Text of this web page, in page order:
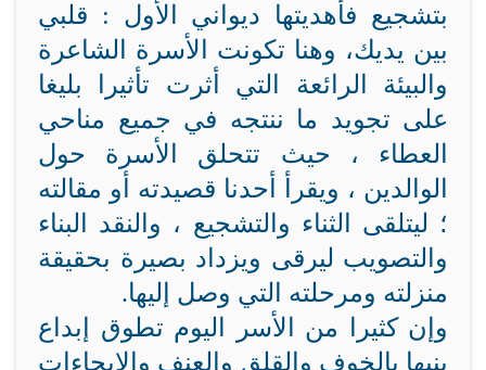
بتشجيع فأهديتها ديواني الأول : قلبي
بين يديك، وهنا تكونت الأسرة الشاعرة
والبيئة الرائعة التي أثرت تأثيرا بليغا
على تجويد ما ننتجه في جميع مناحي
العطاء ، حيث تتحلق الأسرة حول
الوالدين ، ويقرأ أحدنا قصيدته أو مقالته
؛ ليتلقى الثناء والتشجيع ، والنقد البناء
والتصويب ليرقى ويزداد بصيرة بحقيقة
منزلته ومرحلته التي وصل إليها.
وإن كثيرا من الأسر اليوم تطوق إبداع
بنيها بالخوف والقلق والعنف والإيحاءات